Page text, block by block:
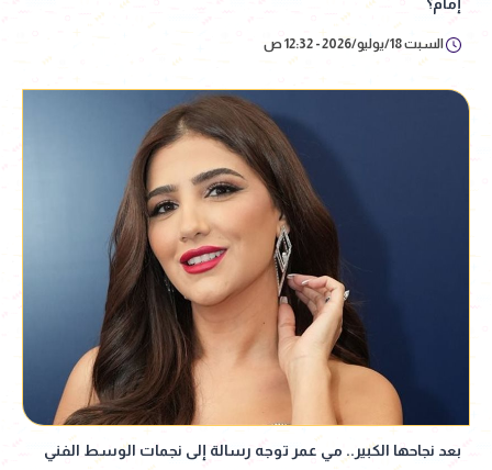
السبت 18/يوليو/2026 - 12:32 ص
بعد نجاحها الكبير.. مي عمر توجه رسالة إلى نجمات الوسط الفني